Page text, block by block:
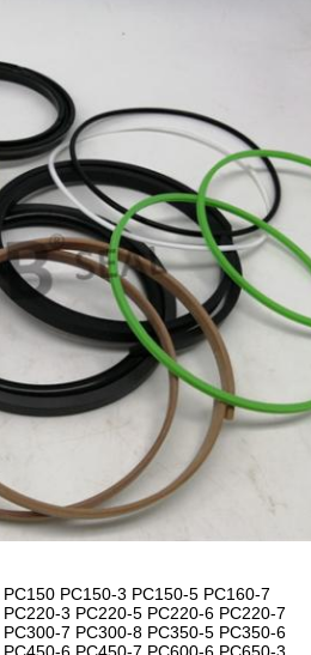
PC150 PC150-3 PC150-5 PC160-7
PC220-3 PC220-5 PC220-6 PC220-7
PC300-7 PC300-8 PC350-5 PC350-6